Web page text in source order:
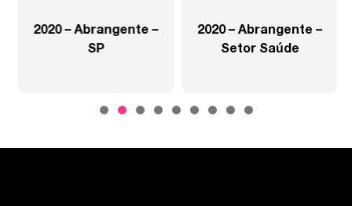
2020 – Abrangente –
SP
2020 – Abrangente –
Setor Saúde